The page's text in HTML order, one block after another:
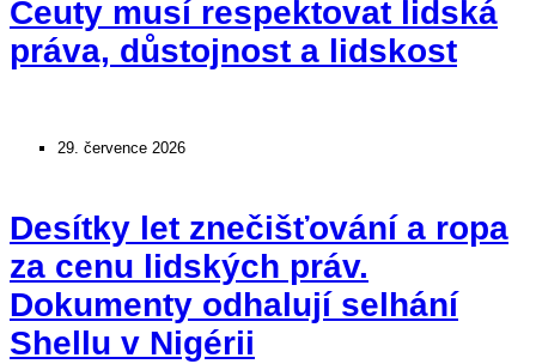
Ceuty musí respektovat lidská
práva, důstojnost a lidskost
29. července 2026
Desítky let znečišťování a ropa
za cenu lidských práv.
Dokumenty odhalují selhání
Shellu v Nigérii